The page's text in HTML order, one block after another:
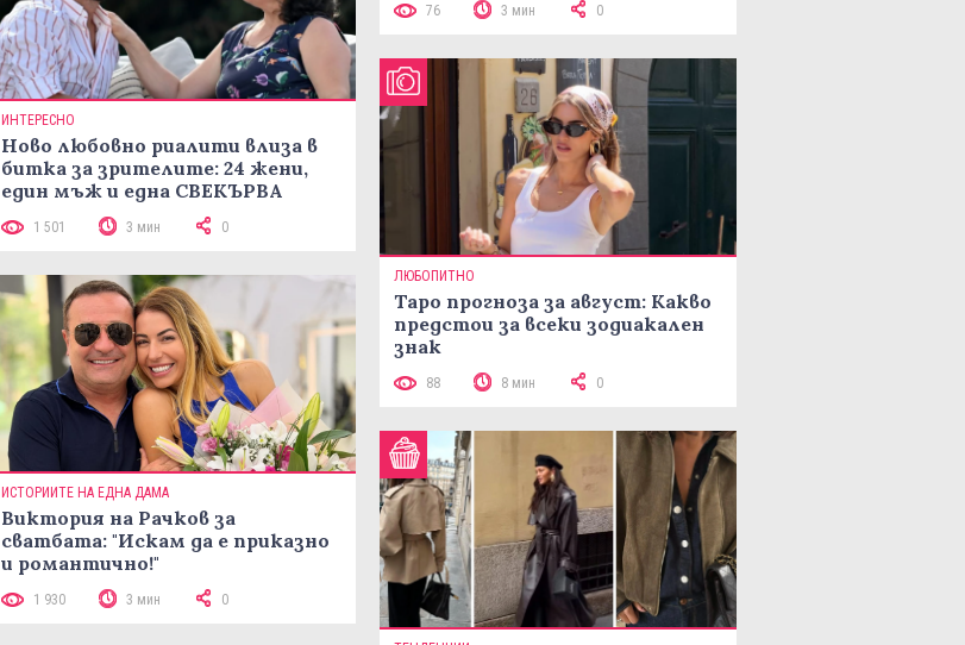
ИНТЕРЕСНО
Ново любовно риалити влиза в
битка за зрителите: 24 жени,
един мъж и една СВЕКЪРВА
1 501 3 мин 0
ИСТОРИИТЕ НА ЕДНА ДАМА
Виктория на Рачков за
сватбата: "Искам да е приказно
и романтично!"
1 930 3 мин 0
76 3 мин 0
ЛЮБОПИТНО
Таро прогноза за август: Какво
предстои за всеки зодиакален
знак
88 8 мин 0